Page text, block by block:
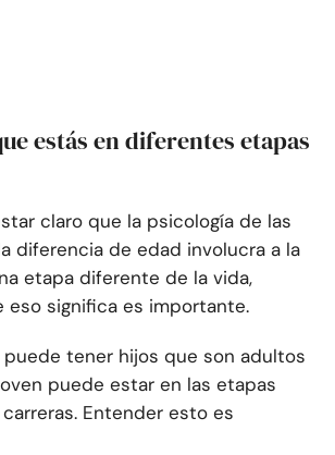
estás en diferentes etapas
claro que la psicología de las
diferencia de edad involucra a la
etapa diferente de la vida,
eso significa es importante.
puede tener hijos que son adultos
puede estar en las etapas
Entender esto es